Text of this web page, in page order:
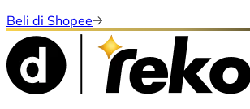
Beli di Shopee